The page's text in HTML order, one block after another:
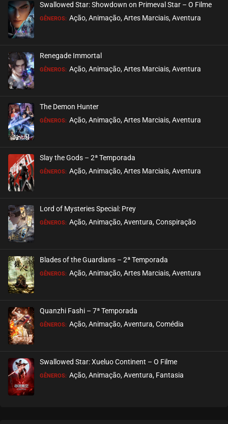
Swallowed Star: Showdown on Primeval Star – O Filme
GÊNEROS: Ação, Animação, Artes Marciais, Aventura
Renegade Immortal
GÊNEROS: Ação, Animação, Artes Marciais, Aventura
The Demon Hunter
GÊNEROS: Ação, Animação, Artes Marciais, Aventura
Slay the Gods – 2ª Temporada
GÊNEROS: Ação, Animação, Artes Marciais, Aventura
Lord of Mysteries Special: Prey
GÊNEROS: Ação, Animação, Aventura, Conspiração
Blades of the Guardians – 2ª Temporada
GÊNEROS: Ação, Animação, Artes Marciais, Aventura
Quanzhi Fashi – 7ª Temporada
GÊNEROS: Ação, Animação, Aventura, Comédia
Swallowed Star: Xueluo Continent – O Filme
GÊNEROS: Ação, Animação, Aventura, Fantasia